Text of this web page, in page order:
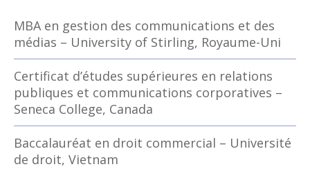
MBA en gestion des communications et des
médias – University of Stirling, Royaume-Uni
Certificat d’études supérieures en relations
publiques et communications corporatives –
Seneca College, Canada
Baccalauréat en droit commercial – Université
de droit, Vietnam